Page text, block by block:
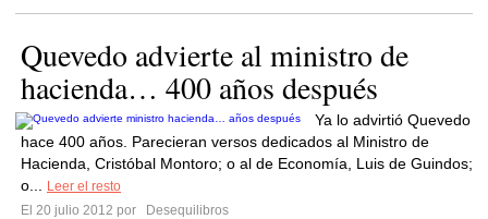
Quevedo advierte al ministro de
hacienda… 400 años después
Ya lo advirtió Quevedo
hace 400 años. Parecieran versos dedicados al Ministro de
Hacienda, Cristóbal Montoro; o al de Economía, Luis de Guindos;
o...
Leer el resto
El 20 julio 2012 por
Desequilibros